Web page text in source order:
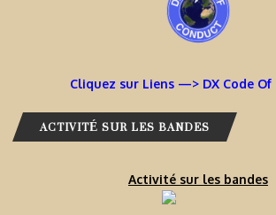
Cliquez sur Liens —> DX Code Of
ACTIVITÉ SUR LES BANDES
Activité sur les bandes